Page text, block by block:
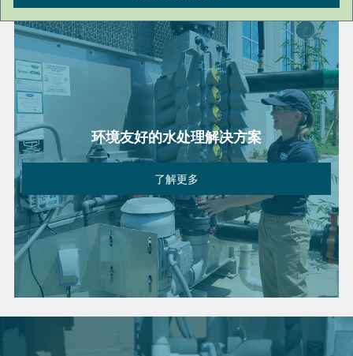
环境友好的水处理解决方案
了解更多